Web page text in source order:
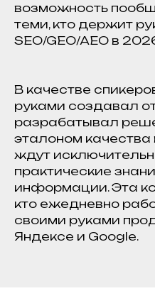
возможность
теми, кто держит
SEO/GEO/AEO в
В качестве
руками создавал
разрабатывал
эталоном качества
ждут
практические
информации. Эта
кто ежедневно
своими руками
Яндексе и Google.